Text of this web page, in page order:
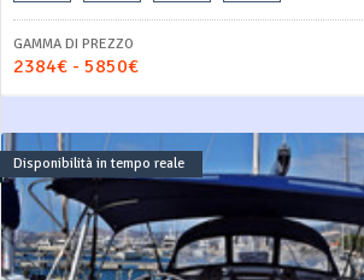
GAMMA DI PREZZO
2384€ - 5850€
Disponibilità in tempo reale